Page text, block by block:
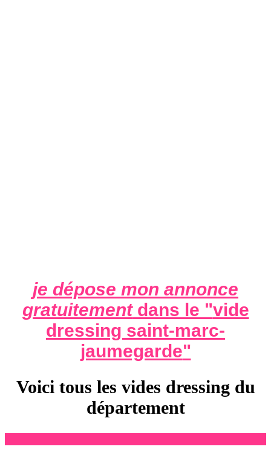
je dépose mon annonce
gratuitementdans le "vide
dressing saint-marc-
jaumegarde"
Voici tous les vides dressing du
département